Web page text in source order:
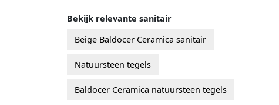
Bekijk relevante sanitair
Beige Baldocer Ceramica sanitair
Natuursteen tegels
Baldocer Ceramica natuursteen tegels